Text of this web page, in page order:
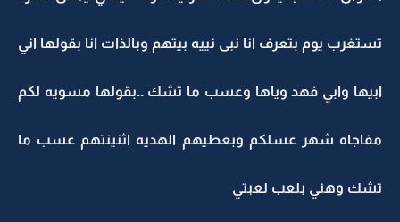
تستغرب يوم بتعرف انا نبى نييه بيتهم وبالذات انا بقولها اني
ابيها وابي فهد وياها وعسب ما تشك ..بقولها مسويه لكم
مفاجاه شهر عسلكم وبعطيهم الهديه اثنينتهم عسب ما
تشك وهني بلعب لعبتي